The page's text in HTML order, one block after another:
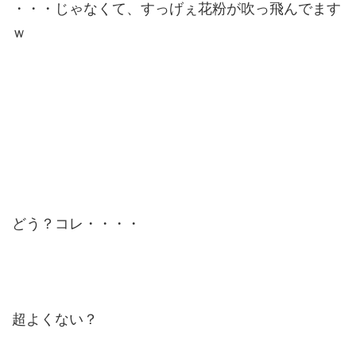
・・・じゃなくて、すっげぇ花粉が吹っ飛んでます
ｗ
どう？コレ・・・・
超よくない？